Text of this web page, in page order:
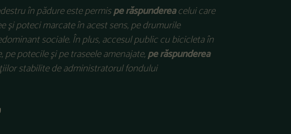
în pădure este permispe răspundereacelui care
şi poteci marcate în acest sens, pe drumurile
sociale. În plus,accesul public cu bicicleta în
potecile şi pe traseele amenajate,pe răspunderea
stabilite de administratorul fondului